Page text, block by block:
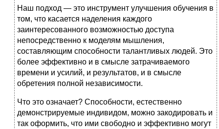
Наш подход — это инструмент улучшения обучения в
том, что касается наделения каждого
заинтересованного возможностью доступа
непосредственно к моделям мышления,
составляющим способности талантливых людей. Это
более эффективно и в смысле затрачиваемого
времени и усилий, и результатов, и в смысле
обретения полной независимости.
Что это означает? Способности, естественно
демонстрируемые индивидом, можно закодировать и
так оформить, что ими свободно и эффективно могут